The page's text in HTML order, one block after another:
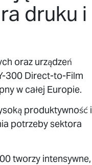
druku i
oraz urządzeń
300 Direct-to-Film
w całej Europie.
produktywność i
potrzeby sektora
tworzy intensywne,